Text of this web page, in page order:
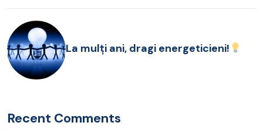
La mulți ani, dragi energeticieni!
Recent Comments